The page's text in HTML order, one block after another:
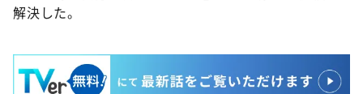
解決した。